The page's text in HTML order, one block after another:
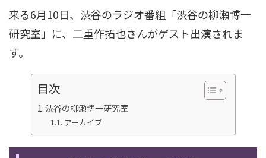
来る6月10日、渋谷のラジオ番組「渋谷の柳瀬博一
研究室」に、二重作拓也さんがゲスト出演されま
す。
目次
渋谷の柳瀬博一研究室
アーカイブ